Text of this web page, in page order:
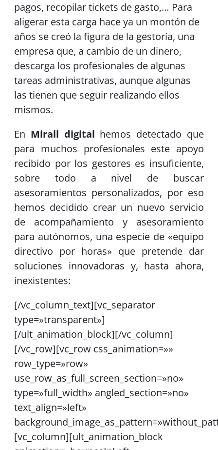
pagos, recopilar tickets de gasto,… Para
aligerar esta carga hace ya un montón de
años se creó la figura de la gestoría, una
empresa que, a cambio de un dinero,
descarga los profesionales de algunas
tareas administrativas, aunque algunas
las tienen que seguir realizando ellos
mismos.
En Mirall digital hemos detectado que
para muchos profesionales este apoyo
recibido por los gestores es insuficiente,
sobre todo a nivel de buscar
asesoramientos personalizados, por eso
hemos decidido crear un nuevo servicio
de acompañamiento y asesoramiento
para autónomos, una especie de «equipo
directivo por horas» que pretende dar
soluciones innovadoras y, hasta ahora,
inexistentes:
[/vc_column_text][vc_separator
type=»transparent»]
[/ult_animation_block][/vc_column]
[/vc_row][vc_row css_animation=»»
row_type=»row»
use_row_as_full_screen_section=»no»
type=»full_width» angled_section=»no»
text_align=»left»
[vc_column][ult_animation_block